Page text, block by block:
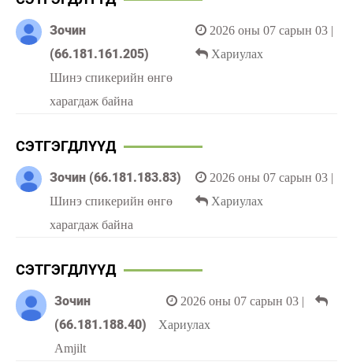
Зочин
(66.181.161.205)
Шинэ спикерийн өнгө
харагдаж байна
2026 оны 07 сарын 03 |
Хариулах
СЭТГЭГДЛҮҮД
Зочин (66.181.183.83)
Шинэ спикерийн өнгө
харагдаж байна
2026 оны 07 сарын 03 |
Хариулах
СЭТГЭГДЛҮҮД
Зочин
(66.181.188.40)
Amjilt
2026 оны 07 сарын 03 |
Хариулах